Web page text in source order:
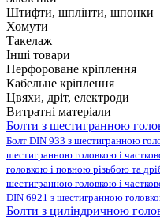
Штифти, шплінти, шпонки
Хомути
Такелаж
Інші товари
Перфороване кріплення
Кабельне кріплення
Цвяхи, дріт, електроди
Витратні матеріали
Болти з шестигранною
Болт DIN 933 з шестигранною
шестигранною головкою і
головкою і повною різьбою та
шестигранною головкою і
DIN 6921 з шестигранною
Болти з циліндричною